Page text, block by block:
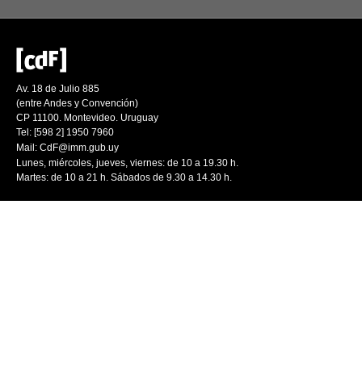
Av. 18 de Julio 885
(entre Andes y Convención)
CP 11100. Montevideo. Uruguay
Tel: [598 2] 1950 7960
Mail: CdF@imm.gub.uy
Lunes, miércoles, jueves, viernes: de 10 a 19.30 h.
Martes: de 10 a 21 h. Sábados de 9.30 a 14.30 h.